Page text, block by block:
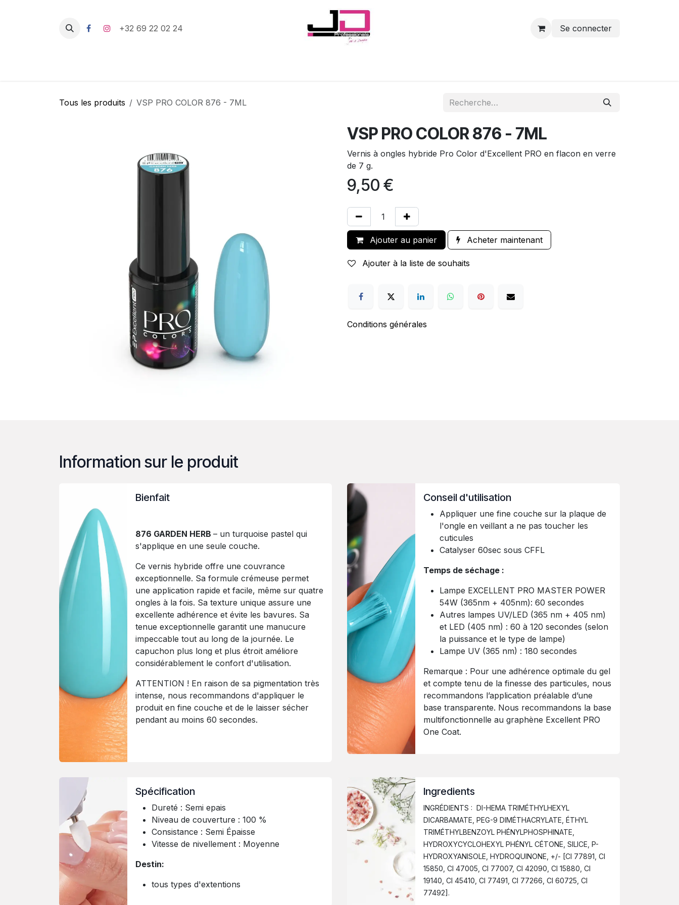
+32 69 22 02 24 Se connecter
Tous les produits VSP PRO COLOR 876 - 7ML
VSP PRO COLOR 876 - 7ML
Vernis à ongles hybride Pro Color d'Excellent PRO en flacon en verre
de 7 g.
9,50 €
Ajouter au panier Acheter maintenant
Ajouter à la liste de souhaits
Conditions générales
Information sur le produit
Bienfait
876 GARDEN HERB – un turquoise pastel qui
s'applique en une seule couche.
Ce vernis hybride offre une couvrance
exceptionnelle. Sa formule crémeuse permet
une application rapide et facile, même sur quatre
ongles à la fois. Sa texture unique assure une
excellente adhérence et évite les bavures. Sa
tenue exceptionnelle garantit une manucure
impeccable tout au long de la journée. Le
capuchon plus long et plus étroit améliore
considérablement le confort d'utilisation.
ATTENTION ! En raison de sa pigmentation très
intense, nous recommandons d'appliquer le
produit en fine couche et de le laisser sécher
pendant au moins 60 secondes.
Conseil d'utilisation
Appliquer une fine couche sur la plaque de
l'ongle en veillant a ne pas toucher les
cuticules
Catalyser 60sec sous CFFL
Temps de séchage :
Lampe EXCELLENT PRO MASTER POWER
54W (365nm + 405nm): 60 secondes
Autres lampes UV/LED (365 nm + 405 nm)
et LED (405 nm) : 60 à 120 secondes (selon
la puissance et le type de lampe)
Lampe UV (365 nm) : 180 secondes
Remarque : Pour une adhérence optimale du gel
et compte tenu de la finesse des particules, nous
recommandons l’application préalable d’une
base transparente. Nous recommandons la base
multifonctionnelle au graphène Excellent PRO
One Coat.
Spécification
Dureté : Semi epais
Niveau de couverture : 100 %
Consistance : Semi Épaisse
Vitesse de nivellement : Moyenne
Destin:
tous types d'extentions
Ingredients
INGRÉDIENTS : DI-HEMA TRIMÉTHYLHEXYL
DICARBAMATE, PEG-9 DIMÉTHACRYLATE, ÉTHYL
TRIMÉTHYLBENZOYL PHÉNYLPHOSPHINATE,
HYDROXYCYCLOHEXYL PHÉNYL CÉTONE, SILICE, P-
HYDROXYANISOLE, HYDROQUINONE, +/- [CI 77891, CI
15850, CI 47005, CI 77007, CI 42090, CI 15880, CI
19140, CI 45410, CI 77491, CI 77266, CI 60725, CI
77492].